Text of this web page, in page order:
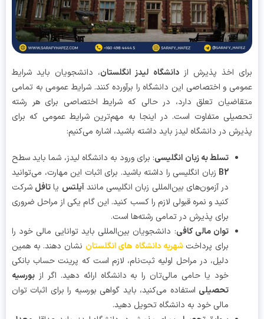
اخذ پذیرش ازدانشگاه لیدز انگلستان، دانشجویان باید شرایط
و اختصاصی این دانشگاه را برآورده کنند. شرایط عمومی به تمامی
تعلق دارد، در حالی که شرایط اختصاصی برای هر رشته
متفاوت است. در اینجا به مهم‌ترین شرایط عمومی که برای
در دانشگاه لیدز باید داشته باشید، اشاره می‌کنیم:
تسلط به زبان انگلیسی: برای ورود به دانشگاه لیدز، شما باید سطح
زبان انگلیسی را داشته باشید. برای اثبات این مهارت، می‌توانید
در آزمون‌های بین‌المللی زبان انگلیسی مانند آیلتسیاتافلشرکت
کنید و نمره قبولی لازم را کسب کنید. این گام یکی از مراحل ضروری
برای پذیرش در تمامی رشته‌ها است.
توان مالی کافی: دانشجویان بین‌المللی باید توانایی مالی خود را
برای پرداختشهریه دانشگاه‌ های انگلستاننشان دهند. به همین
دلیل، در مراحل اولیه ثبت‌نام، لازم است که پرینت حساب بانکی
خود یا حامی مالی‌تان را به دانشگاه ارائه دهید. اگر ازبورسیه
تحصیلیاستفاده می‌کنید، باید گواهی بورسیه را برای اثبات توان
مالی خود به دانشگاه تحویل دهید.